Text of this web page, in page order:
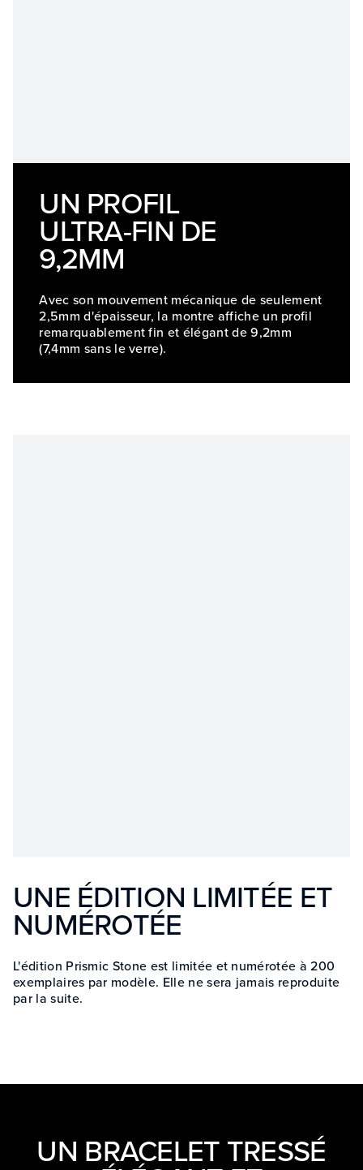
UN PROFIL
ULTRA-FIN DE
9,2MM
Avec son mouvement mécanique de seulement
2,5mm d'épaisseur, la montre affiche un profil
remarquablement fin et élégant de 9,2mm
(7,4mm sans le verre).
UNE ÉDITION LIMITÉE ET
NUMÉROTÉE
L'édition Prismic Stone est limitée et numérotée à 200
exemplaires par modèle. Elle ne sera jamais reproduite
par la suite.
UN BRACELET TRESSÉ